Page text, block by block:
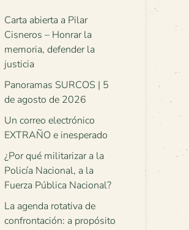
Carta abierta a Pilar
Cisneros – Honrar la
memoria, defender la
justicia
Panoramas SURCOS | 5
de agosto de 2026
Un correo electrónico
EXTRAÑO e inesperado
¿Por qué militarizar a la
Policía Nacional, a la
Fuerza Pública Nacional?
La agenda rotativa de
confrontación: a propósito